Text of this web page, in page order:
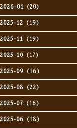
2026-01（20）
2025-12（19）
2025-11（19）
2025-10（17）
2025-09（16）
2025-08（22）
2025-07（16）
2025-06（18）